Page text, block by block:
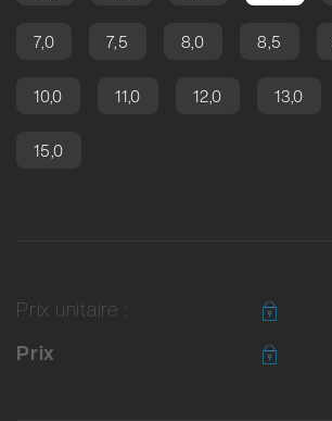
7,0 7,5 8,0 8,5
10,0 11,0 12,0 13,0
15,0
Prix unitaire :
Prix